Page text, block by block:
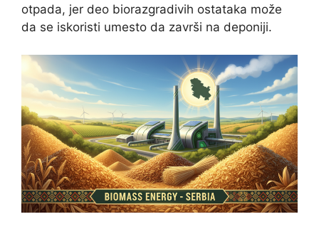
otpada, jer deo biorazgradivih ostataka može
da se iskoristi umesto da završi na deponiji.